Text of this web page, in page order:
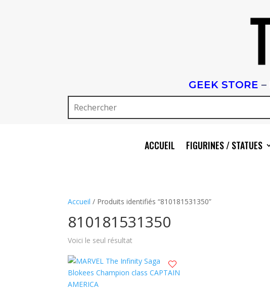
GEEK STORE –
ACCUEIL FIGURINES / STATUES
Accueil / Produits identifiés “810181531350”
810181531350
Voici le seul résultat